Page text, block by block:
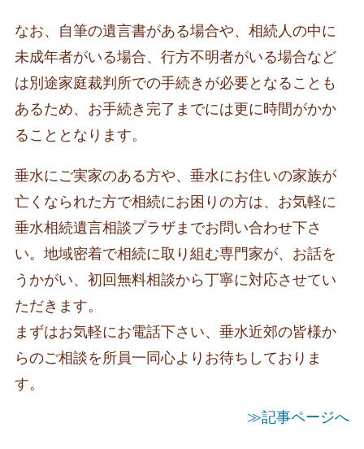
なお、自筆の遺言書がある場合や、相続人の中に
未成年者がいる場合、行方不明者がいる場合など
は別途家庭裁判所での手続きが必要となることも
あるため、お手続き完了までには更に時間がかか
ることとなります。
垂水にご実家のある方や、垂水にお住いの家族が
亡くなられた方で相続にお困りの方は、お気軽に
垂水相続遺言相談プラザまでお問い合わせ下さ
い。地域密着で相続に取り組む専門家が、お話を
うかがい、初回無料相談から丁寧に対応させてい
ただきます。
まずはお気軽にお電話下さい、垂水近郊の皆様か
らのご相談を所員一同心よりお待ちしておりま
す。
≫記事ページへ